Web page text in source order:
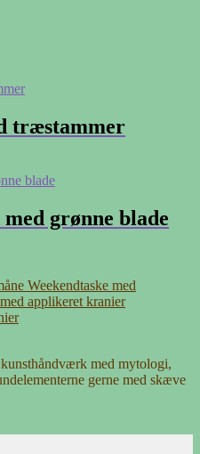
træstammer
grønne blade
Weekendtaske med
med mytologi,
gerne med skæve